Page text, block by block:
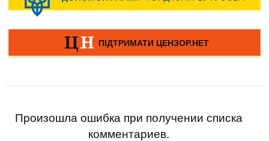
Произошла ошибка при получении списка
комментариев.